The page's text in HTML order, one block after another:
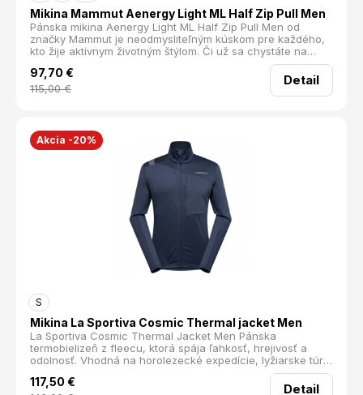
Mikina Mammut Aenergy Light ML Half Zip Pull Men
Pánska mikina Aenergy Light ML Half Zip Pull Men od
značky Mammut je neodmysliteľným kúskom pre každého,
kto žije aktívnym životným štýlom. Či už sa chystáte na
zimný skialp alebo letnú vysokohorskú túru, táto mikina vás
nesklame. Je navrhnutá pre tých, ktorí vyžadujú nízku
hmotnosť a špičkovú kvalitu materiálu.
97,70 €
115,00€
Detail
Akcia -20%
S
Mikina La Sportiva Cosmic Thermal jacket Men
La Sportiva Cosmic Thermal Jacket Men Pánska
termobielizeň z fleecu, ktorá spája ľahkosť, hrejivosť a
odolnosť. Vhodná na horolezecké expedície, lyžiarske túry,
diaľkové treky alebo na každodenné nosenie. Materiál a
technológia Vyrobená z Pontetorto Tecnostretch,
117,50 € Detail